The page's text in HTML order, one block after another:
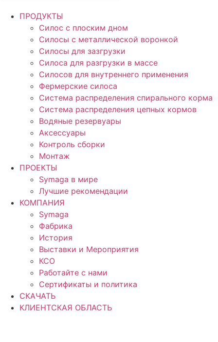
ПРОДУКТЫ
Силос с плоским дном
Силосы с металлической воронкой
Силосы для зазгрузки
Силоса для разгрузки в массе
Силосов для внутреннего применения
Фермерские силоса
Система распределения спирального корма
Система распределения цепных кормов
Водяные резервуары
Аксессуары
Контроль сборки
Монтаж
ПРОЕКТЫ
Symaga в мире
Лучшие рекомендации
КОМПАНИЯ
Symaga
Фабрика
История
Выставки и Мероприятия
КСО
Работайте с нами
Сертификаты и политика
СКАЧАТЬ
КЛИЕНТСКАЯ ОБЛАСТЬ